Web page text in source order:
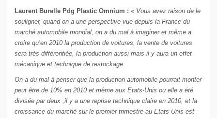
Laurent Burelle Pdg Plastic Omnium : « Vous avez raison de le
souligner, quand on a une perspective vue depuis la France du
marché automobile mondial, on a du mal à imaginer et même a
croire qu’en 2010 la production de voitures, la vente de voitures
sera très différentiée, la production aussi mais il y aura un effet
mécanique et technique de restockage.
On a du mal à penser que la production automobile pourrait monter
peut être de 10% en 2010 et même aux Etats-Unis ou elle a été
divisée par deux ,il y a une reprise technique claire en 2010, et la
croissance du marché sur le premier trimestre au Etats-Unis est